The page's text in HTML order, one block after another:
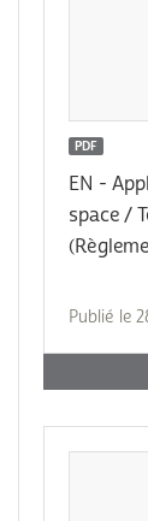
PDF
EN -
space /
Publié le